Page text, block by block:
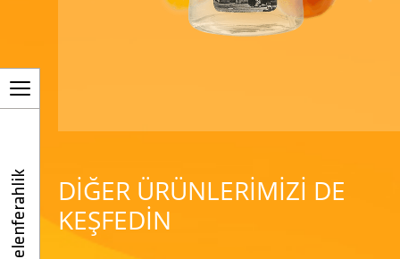
DİĞER ÜRÜNLERİMİZİ DE
KEŞFEDİN